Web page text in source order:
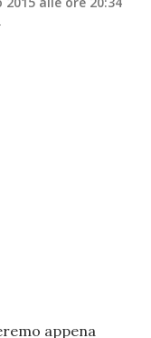
appena